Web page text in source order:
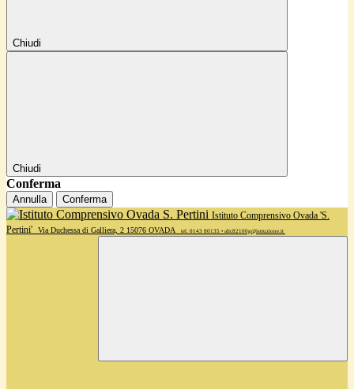
Chiudi
Chiudi
Conferma
Annulla Conferma
Istituto Comprensivo Ovada 'S.
Pertini'
Via Duchessa di Galliera, 2 15076 OVADA tel. 0143 80135 • alic82100g@istruzione.it